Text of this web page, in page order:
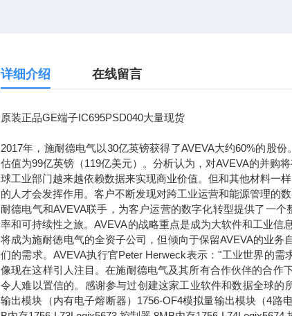
详细介绍 在线留言
原装正品GE端子IC695PSD040大量现货
2017年，施耐德电气以30亿英镑获得了AVEVA大约60%的股
估值为99亿英镑（119亿美元）。分析认为，对AVEVA的并购
球工业部门越来越依赖数据来实现商业价值。但和其他材料一
的人才会发挥作用。客户不断发现对跨工业运营和能源管理的
耐德电气和AVEVA联手，为客户运营的数字化转型提供了一
率和可持续性之旅。AVEVA的战略重点是成为大软件和工业
将成为施耐德电气的全资子公司，但倾向于保留AVEVA的业
们的需求。AVEVA执行官Peter Herweck表示："工业世界的
像现在这样引人注目。在施耐德电气及其所有合作伙伴的合作
令人难以置信的。感谢参与过创建这家工业软件和数据全球的
输出模块（内有电子熔断器）1756-OF4模拟量输出模块（4路